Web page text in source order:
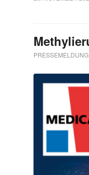
PRESSEMELDUNG